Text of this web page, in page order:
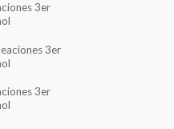
3er
3er
3er